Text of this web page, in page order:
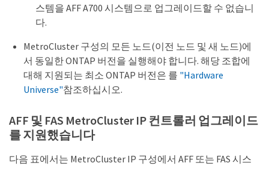
스템을 AFF A700 시스템으로 업그레이드할 수 없습니
다.
MetroCluster 구성의 모든 노드(이전 노드 및 새 노드)에
서 동일한 ONTAP 버전을 실행해야 합니다. 해당 조합에
대해 지원되는 최소 ONTAP 버전은 를 "Hardware
Universe"참조하십시오.
AFF 및 FAS MetroCluster IP 컨트롤러 업그레이드
를 지원했습니다
다음 표에서는 MetroCluster IP 구성에서 AFF 또는 FAS 시스